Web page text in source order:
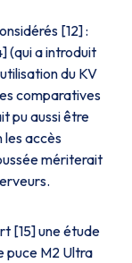
[12] :
(qui a introduit
du KV
comparatives
pu aussi être
les accès
mériterait
[15] une étude
puce M2 Ultra